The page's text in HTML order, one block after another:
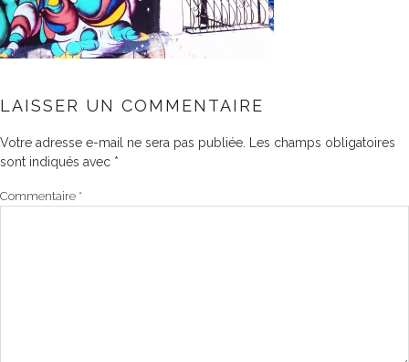
LAISSER UN COMMENTAIRE
Votre adresse e-mail ne sera pas publiée.
Les champs obligatoires
sont indiqués avec *
Commentaire *